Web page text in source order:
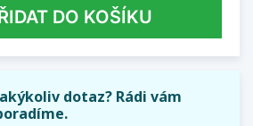
DO KOŠÍKU
dotaz? Rádi vám